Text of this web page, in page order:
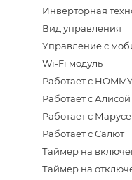
Инверторная
Вид управления
Управление c
Wi-Fi модуль
Работает с
Работает с Алисой
Работает с
Работает с Салют
Таймер на
Таймер на